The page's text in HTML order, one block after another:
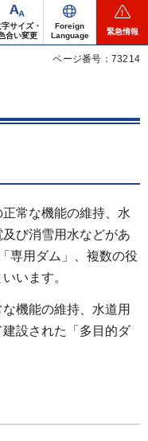
字サイズ・
合い変更
Foreign
Language
緊急情報
ページ番号：73214
常な機能の維持、水
び消雪用水などがあ
専用ダム」、複数の役
います。
機能の維持、水道用
設された「多目的ダ